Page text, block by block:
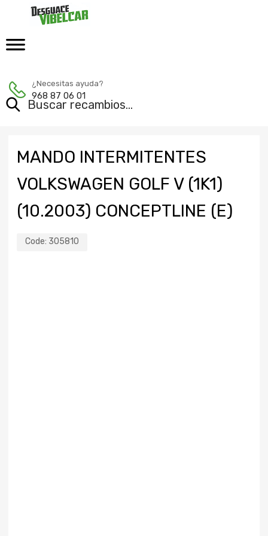
¿Necesitas ayuda?
968 87 06 01
MANDO INTERMITENTES
VOLKSWAGEN GOLF V (1K1)
(10.2003) CONCEPTLINE (E)
Code: 305810